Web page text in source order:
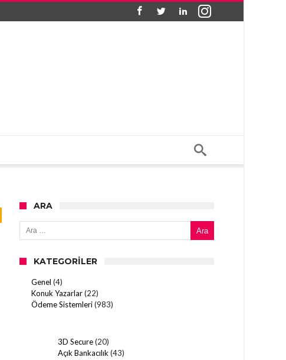
ARA
Arama:
KATEGORILER
Genel (4)
Konuk Yazarlar(22)
Ödeme Sistemleri(983)
3D Secure(20)
Açık Bankacılık (43)